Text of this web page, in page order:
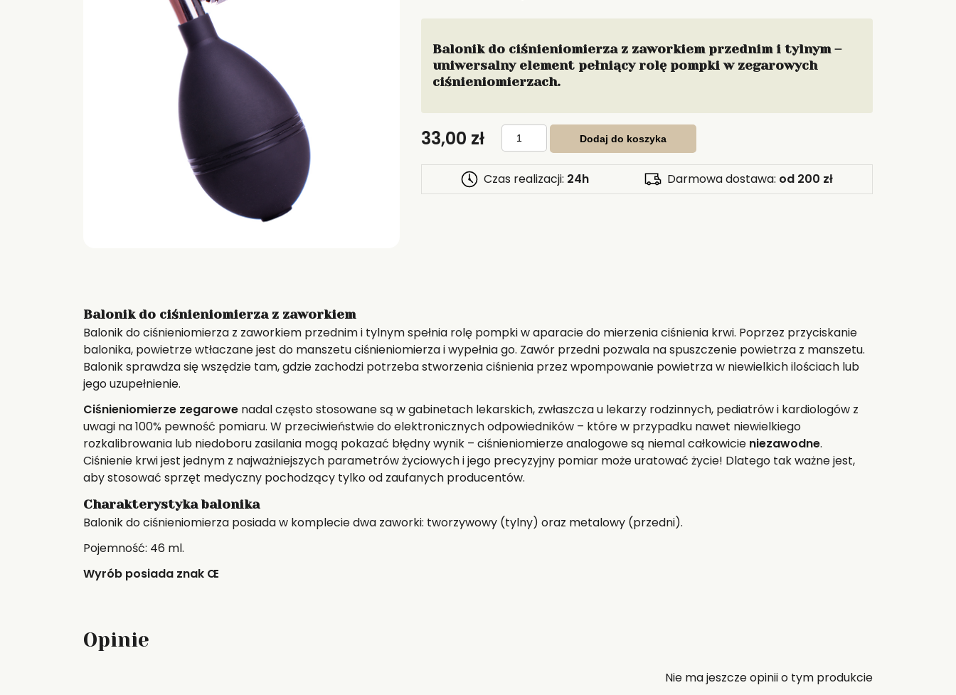
Balonik do ciśnieniomierza z zaworkiem przednim i tylnym –
uniwersalny element pełniący rolę pompki w zegarowych
ciśnieniomierzach.
33,00 zł ilość
Balonik
ciśnieniomierza
zawór
i
Dodaj do koszyka
Czas realizacji: 24h Darmowa dostawa: od 200 zł
Balonik do ciśnieniomierza z zaworkiem
Balonik do ciśnieniomierza z zaworkiem przednim i tylnym spełnia rolę pompki w aparacie do mierzenia ciśnienia krwi. Poprzez przyciskanie
balonika, powietrze wtłaczane jest do manszetu ciśnieniomierza i wypełnia go. Zawór przedni pozwala na spuszczenie powietrza z manszetu.
Balonik sprawdza się wszędzie tam, gdzie zachodzi potrzeba stworzenia ciśnienia przez wpompowanie powietrza w niewielkich ilościach lub
jego uzupełnienie.
Ciśnieniomierze zegarowe nadal często stosowane są w gabinetach lekarskich, zwłaszcza u lekarzy rodzinnych, pediatrów i kardiologów z
uwagi na 100% pewność pomiaru. W przeciwieństwie do elektronicznych odpowiedników – które w przypadku nawet niewielkiego
rozkalibrowania lub niedoboru zasilania mogą pokazać błędny wynik – ciśnieniomierze analogowe są niemal całkowicie niezawodne.
Ciśnienie krwi jest jednym z najważniejszych parametrów życiowych i jego precyzyjny pomiar może uratować życie! Dlatego tak ważne jest,
aby stosować sprzęt medyczny pochodzący tylko od zaufanych producentów.
Charakterystyka balonika
Balonik do ciśnieniomierza posiada w komplecie dwa zaworki: tworzywowy (tylny) oraz metalowy (przedni).
Pojemność: 46 ml.
Wyrób posiada znak Œ
Opinie
Nie ma jeszcze opinii o tym produkcie